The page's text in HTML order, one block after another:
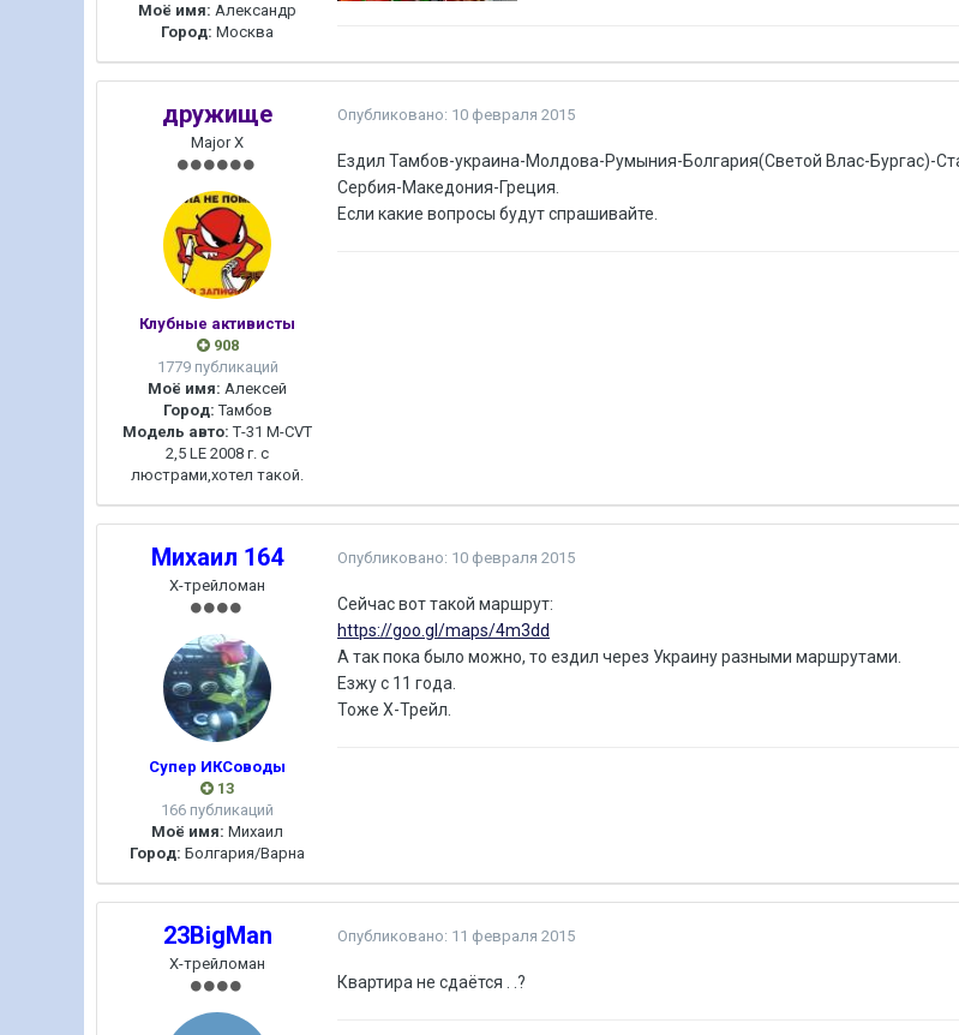
Моё имя: Александр
Город: Москва
дружище
Major X
Клубные активисты
908
1779 публикаций
Моё имя: Алексей
Город: Тамбов
Модель авто: Т-31 M-CVT
2,5 LE 2008 г. с
люстрами,хотел такой.
Опубликовано: 10 февраля 2015
Ездил Тамбов-украина-Молдова-Румыния-Болгария(Светой Влас-Бургас)-
Сербия-Македония-Греция.
Если какие вопросы будут спрашивайте.
Михаил 164
Х-трейломан
Супер ИКСоводы
13
166 публикаций
Моё имя: Михаил
Город: Болгария/Варна
Опубликовано: 10 февраля 2015
Сейчас вот такой маршрут:
https://goo.gl/maps/4m3dd
А так пока было можно, то ездил через Украину разными маршрутами.
Езжу с 11 года.
Тоже Х-Трейл.
23BigMan
Х-трейломан
Опубликовано: 11 февраля 2015
Квартира не сдаётся . .?